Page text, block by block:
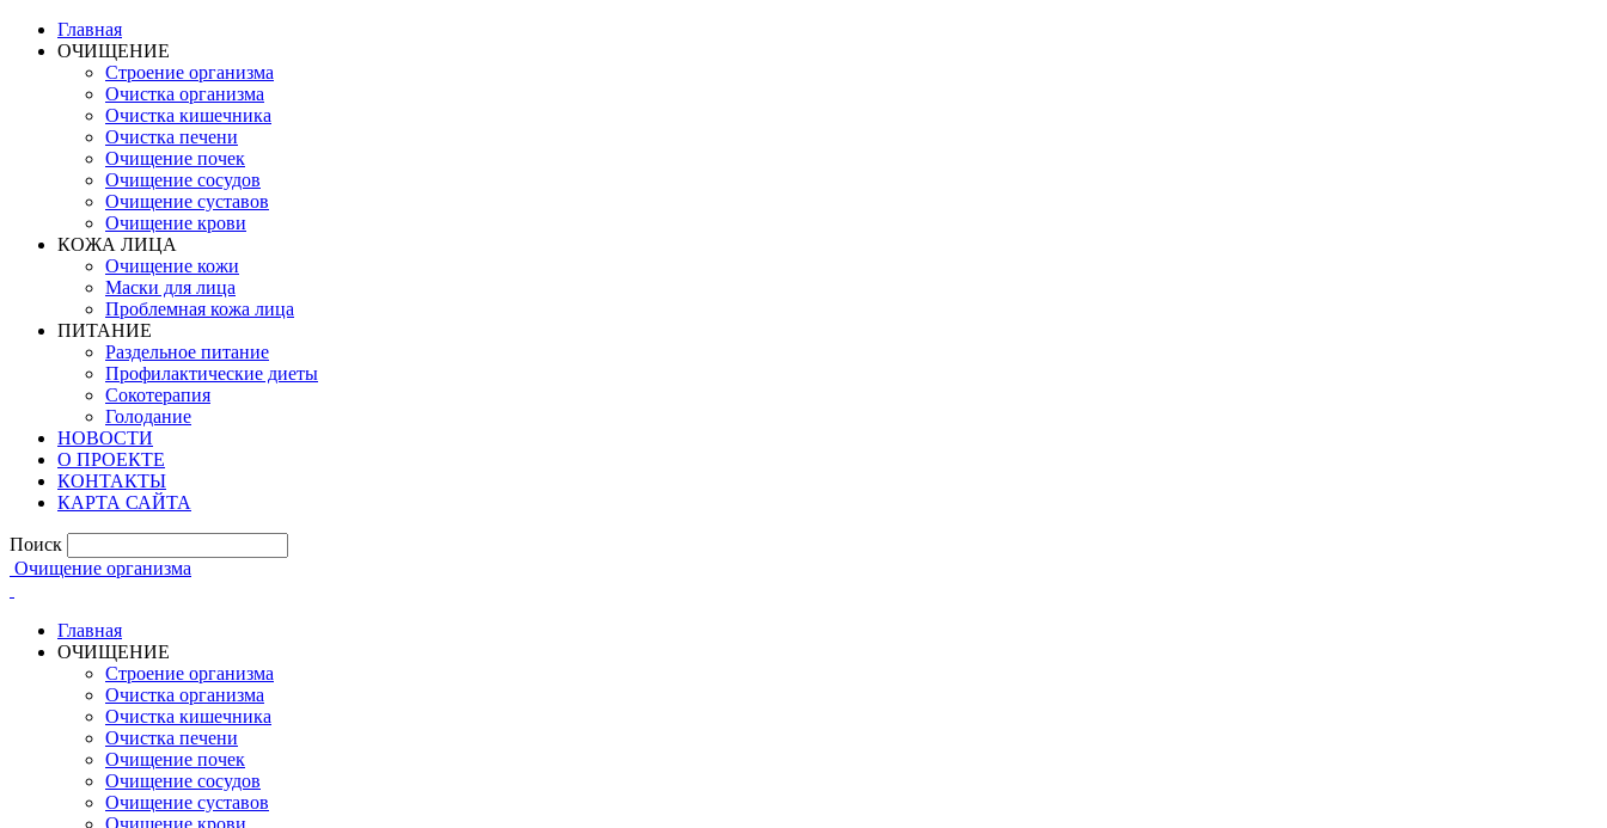
Главная
ОЧИЩЕНИЕ
Строение организма
Очистка организма
Очистка кишечника
Очистка печени
Очищение почек
Очищение сосудов
Очищение суставов
Очищение крови
КОЖА ЛИЦА
Очищение кожи
Маски для лица
Проблемная кожа лица
ПИТАНИЕ
Раздельное питание
Профилактические диеты
Сокотерапия
Голодание
НОВОСТИ
О ПРОЕКТЕ
КОНТАКТЫ
КАРТА САЙТА
Поиск
Очищение организма
Главная
ОЧИЩЕНИЕ
Строение организма
Очистка организма
Очистка кишечника
Очистка печени
Очищение почек
Очищение сосудов
Очищение суставов
Очищение крови